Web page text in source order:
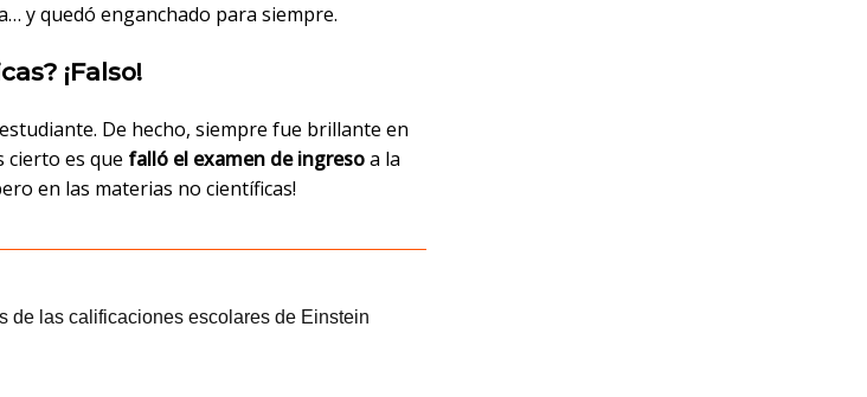
y quedó enganchado para siempre.
¡Falso!
De hecho, siempre fue brillante en
cierto es que falló el examen de ingresoa la
en las materias no científicas!